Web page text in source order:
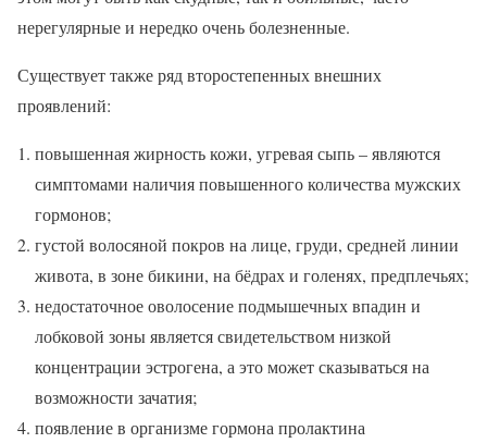
нерегулярные и нередко очень болезненные.
Существует также ряд второстепенных внешних
проявлений:
повышенная жирность кожи, угревая сыпь – являются
симптомами наличия повышенного количества мужских
гормонов;
густой волосяной покров на лице, груди, средней линии
живота, в зоне бикини, на бёдрах и голенях, предплечьях;
недостаточное оволосение подмышечных впадин и
лобковой зоны является свидетельством низкой
концентрации эстрогена, а это может сказываться на
возможности зачатия;
появление в организме гормона пролактина